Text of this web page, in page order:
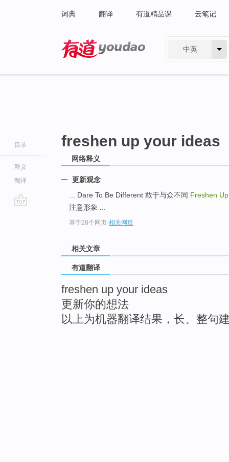
词典 翻译 有道精品课 云笔记
中英
目录
释义
翻译
freshen up your ideas
网络释义
更新观念
... Dare To Be Different 敢于与众不同 Freshen
注意形象 ...
基于28个网页-相关网页
相关文章
有道翻译
freshen up your ideas
更新你的想法
以上为机器翻译结果，长、整句